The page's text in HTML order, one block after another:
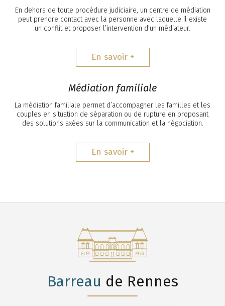
En dehors de toute procédure judiciaire, un centre de médiation
peut prendre contact avec la personne avec laquelle il existe
un conflit et proposer l’intervention d’un médiateur.
En savoir +
Médiation familiale
La médiation familiale permet d’accompagner les familles et les
couples en situation de séparation ou de rupture en proposant
des solutions axées sur la communication et la négociation.
En savoir +
Barreau de Rennes